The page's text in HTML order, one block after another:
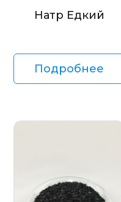
Натр Едкий
Подробнее